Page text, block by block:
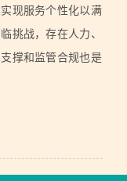
现服务个性化以满
挑战，存在人力、
撑和监管合规也是